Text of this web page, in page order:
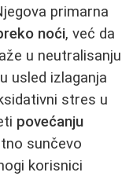
primarna
noći, već da
u neutralisanju
usled izlaganja
stres u
povećanju
sunčevo
korisnici